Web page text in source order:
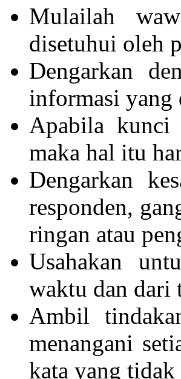
Mulailah
disetuhui oleh
Dengarkan
informasi yang
Apabila kunci
maka hal itu
Dengarkan
responden,
ringan atau
Usahakan
waktu dan
Ambil
menangani
kata yang tidak